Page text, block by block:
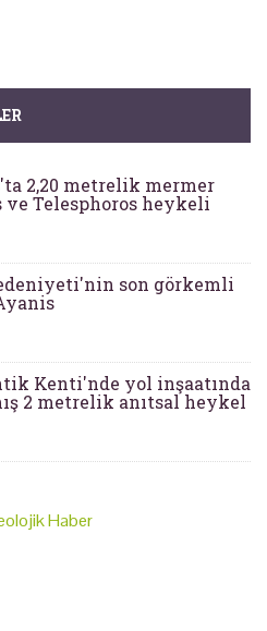
2,20 metrelik mermer
ve Telesphoros heykeli
son görkemli
Kenti'nde yol inşaatında
2 metrelik anıtsal heykel